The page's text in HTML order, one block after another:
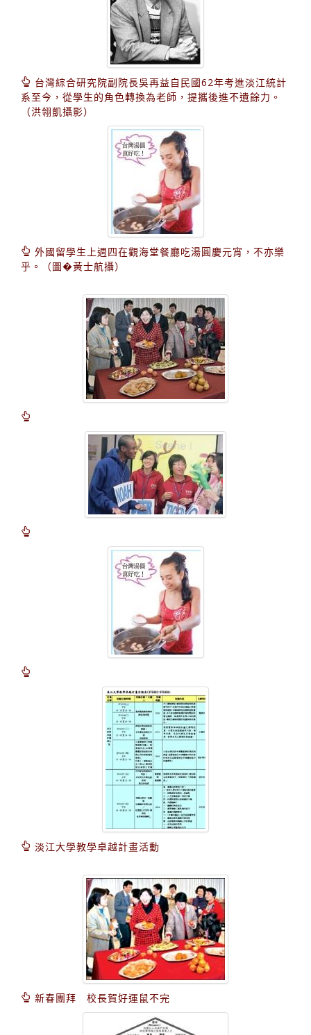
台灣綜合研究院副院長吳再益自民國62年考進淡江統計
系至今，從學生的角色轉換為老師，提攜後進不遺餘力。
（洪翎凱攝影）
外國留學生上週四在觀海堂餐廳吃湯圓慶元宵，不亦樂
乎。（圖�黃士航攝）
淡江大學教學卓越計畫活動
新春團拜 校長賀好運鼠不完